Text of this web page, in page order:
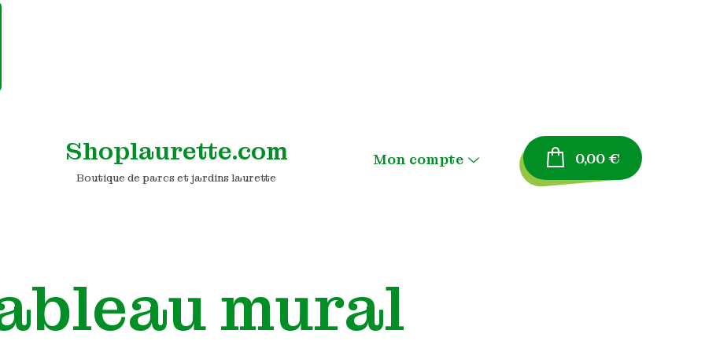
Shoplaurette.com
Boutique de parcs et jardins laurette
Mon compte Menu
0,00€
mural